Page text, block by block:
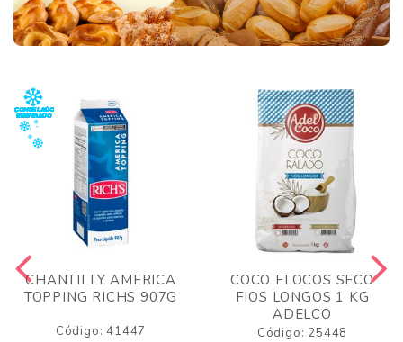
CHANTILLY AMERICA
TOPPING RICHS 907G
Código: 41447
COCO FLOCOS SECO
FIOS LONGOS 1 KG
ADELCO
Código: 25448